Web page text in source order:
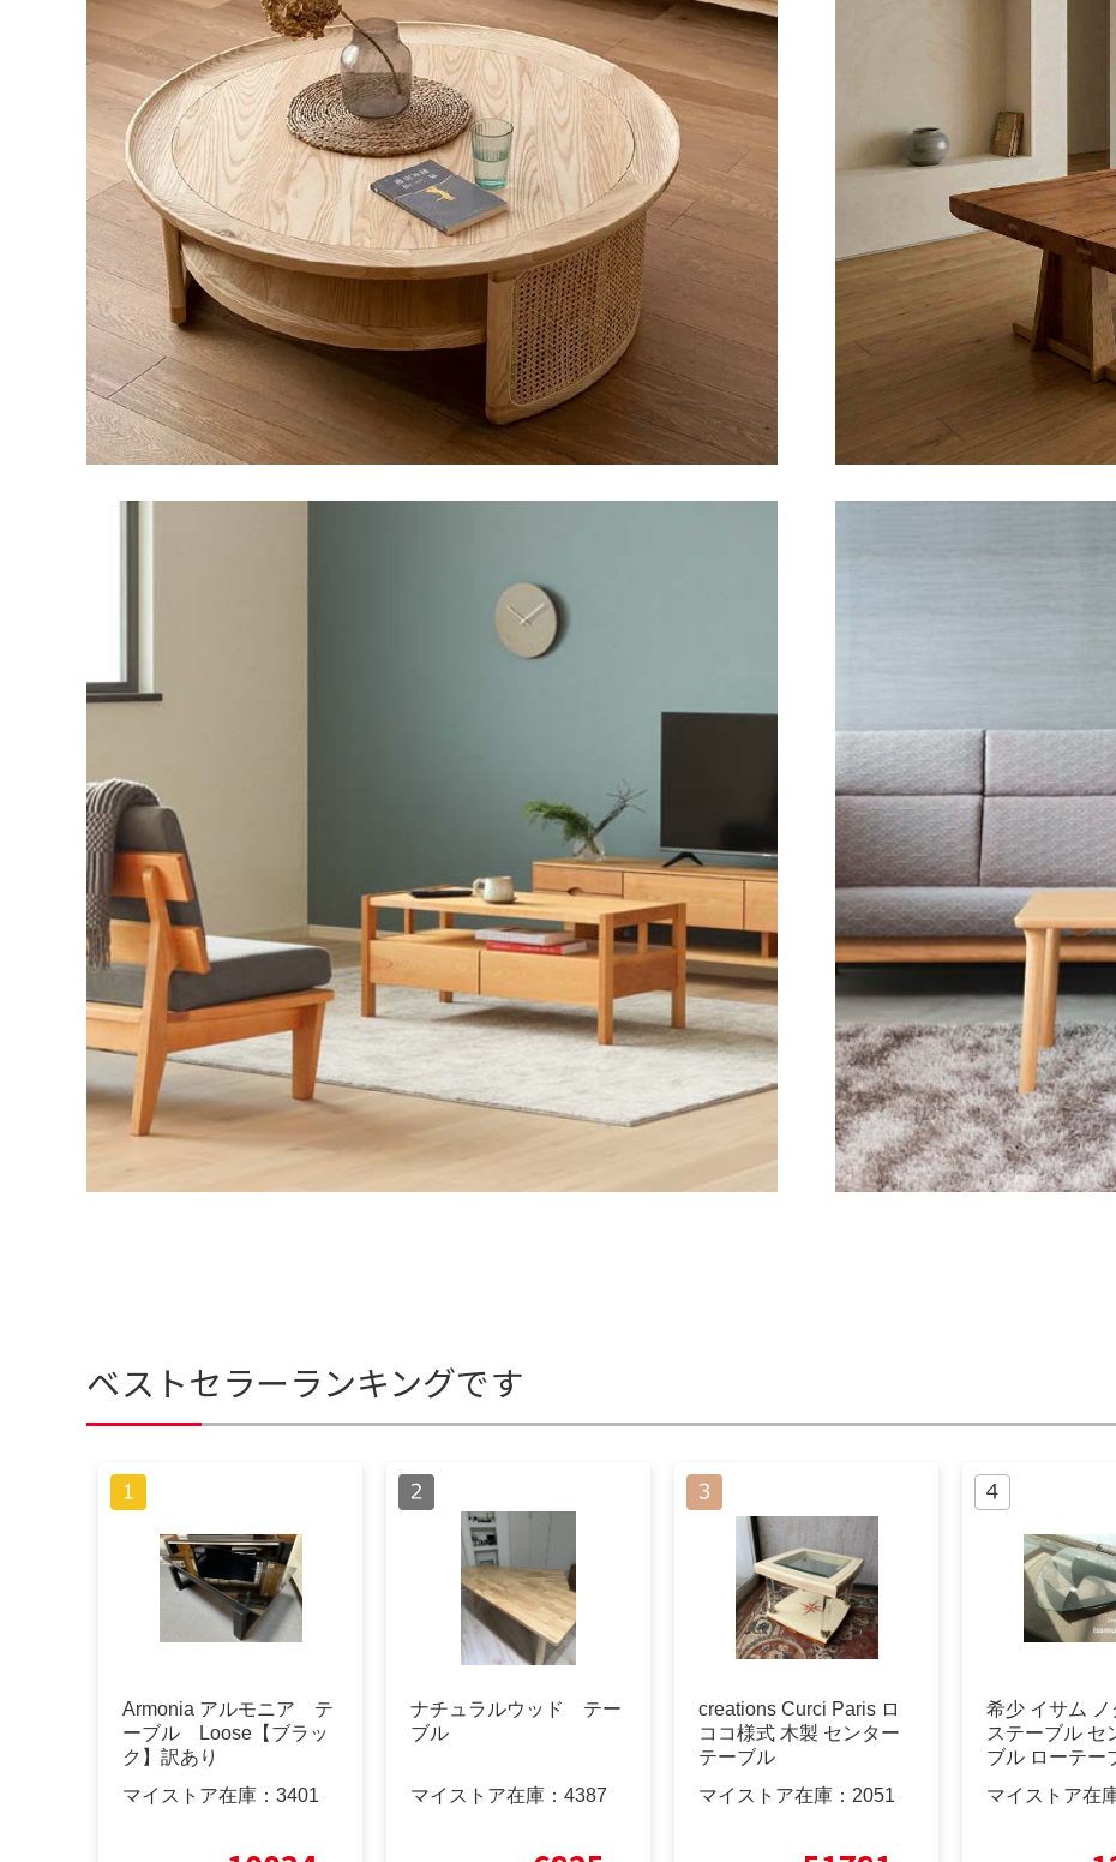
ベストセラーランキングです
Armonia アルモニア テ
ーブル Loose【ブラッ
ク】訳あり
マイストア在庫： 3401
ナチュラルウッド テー
ブル
マイストア在庫： 4387
creations Curci Paris ロ
ココ様式 木製 センター
テーブル
マイストア在庫： 2051
希少 イサム ノ
ステーブル セ
ブル ローテー
マイストア在